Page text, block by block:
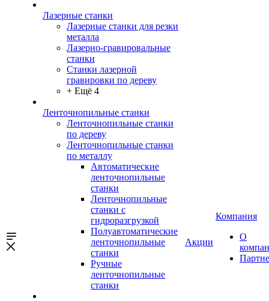
Лазерные станки
Лазерные станки для резки
металла
Лазерно-гравировальные
станки
Станки лазерной
гравировки по дереву
+ Ещё 4
Ленточнопильные станки
Ленточнопильные станки
по дереву
Ленточнопильные станки
по металлу
Автоматические
ленточнопильные
станки
Ленточнопильные
станки с
гидроразгрузкой
Полуавтоматические
ленточнопильные
станки
Ручные
ленточнопильные
станки
Акции
Компания
О